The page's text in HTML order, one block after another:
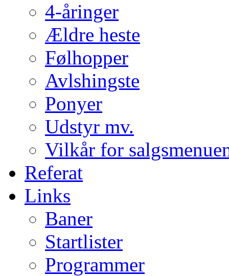
4-åringer
Ældre heste
Følhopper
Avlshingste
Ponyer
Udstyr mv.
Vilkår for
Referat
Links
Baner
Startlister
Programmer